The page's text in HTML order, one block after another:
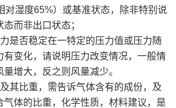
对湿度65%）或基准状态，除非特别说
而非出口状态；
是否稳定在一特定的压力值或压力随
有变化，请说明压力改变情况，一般情
增大，反之则风量减少。
其比重，需告诉气体含有的成份，及
气体的比重，化学性质，材料建议，是